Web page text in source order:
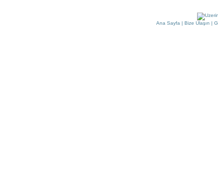
Ana Sayfa | Bize Ulaşın |